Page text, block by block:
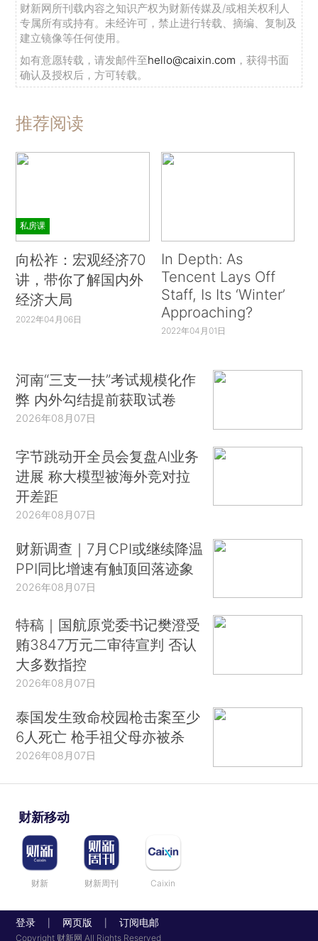
财新网所刊载内容之知识产权为财新传媒及/或相关权利人
专属所有或持有。未经许可，禁止进行转载、摘编、复制及
建立镜像等任何使用。
如有意愿转载，请发邮件至hello@caixin.com ，获得书面
确认及授权后，方可转载。
推荐阅读
私房课
向松祚：宏观经济70
讲，带你了解国内外
经济大局
2022年04月06日
In Depth: As
Tencent Lays Off
Staff, Is Its ‘Winter’
Approaching?
2022年04月01日
河南“三支一扶”考试规模化作
弊 内外勾结提前获取试卷
2026年08月07日
字节跳动开全员会复盘AI业务
进展 称大模型被海外竞对拉
开差距
2026年08月07日
财新调查｜7月CPI或继续降温
PPI同比增速有触顶回落迹象
2026年08月07日
特稿｜国航原党委书记樊澄受
贿3847万元二审待宣判 否认
大多数指控
2026年08月07日
泰国发生致命校园枪击案至少
6人死亡 枪手祖父母亦被杀
2026年08月07日
财新移动
财新 财新周刊 Caixin
登录 网页版 订阅电邮
Copyright 财新网 All Rights Reserved